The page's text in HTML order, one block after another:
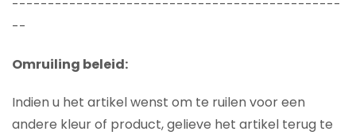
----------------------------------------------
--
Omruiling beleid:
Indien u het artikel wenst om te ruilen voor een
andere kleur of product, gelieve het artikel terug te